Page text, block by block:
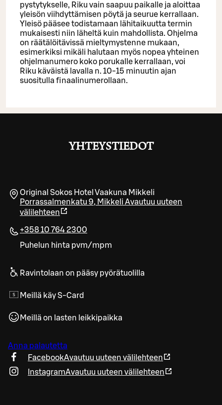
pystytykselle, Riku vain saapuu paikalle ja aloittaa
yleisön viihdyttämisen pöytä ja seurue kerrallaan.
Yleisö pääsee todistamaan lähitaikuutta termin
mukaisesti niin läheltä kuin mahdollista. Ohjelma
on räätälöitävissä mieltymystenne mukaan,
esimerkiksi mikäli halutaan myös nopea yhteinen
ohjelmanumero koko porukalle kerrallaan, voi
Riku käväistä lavalla n. 10-15 minuutin ajan
suositulla finaalinumerollaan.
YHTEYSTIEDOT
Original Sokos Hotel Vaakuna Mikkeli
Porrassalmenkatu 9, Mikkeli Avautuu uuteen
välilehteen
+358 10 764 2300
Puhelun hinta pvm/mpm
Ravintolaan on pääsy pyörätuolilla
Meillä käy S-Card
Meillä on lasten leikkipaikka
Anna palautetta
FacebookAvautuu uuteen välilehteen
InstagramAvautuu uuteen välilehteen